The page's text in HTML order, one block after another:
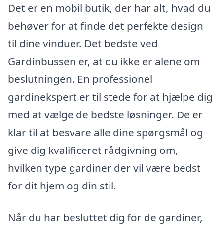
Det er en mobil butik, der har alt, hvad du
behøver for at finde det perfekte design
til dine vinduer. Det bedste ved
Gardinbussen er, at du ikke er alene om
beslutningen. En professionel
gardinekspert er til stede for at hjælpe dig
med at vælge de bedste løsninger. De er
klar til at besvare alle dine spørgsmål og
give dig kvalificeret rådgivning om,
hvilken type gardiner der vil være bedst
for dit hjem og din stil.
Når du har besluttet dig for de gardiner,